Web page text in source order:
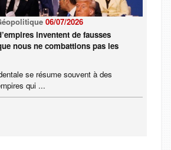
06/07/2026
inventent de fausses
nous ne combattions pas les
se résume souvent à des
qui ...